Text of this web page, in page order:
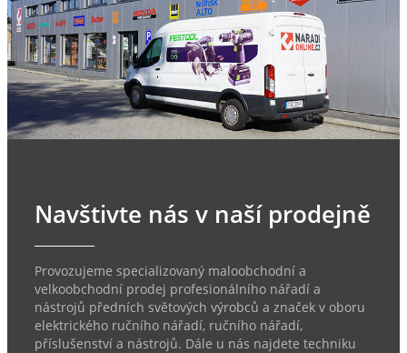
Navštivte nás v naší prodejně
Provozujeme specializovaný maloobchodní a
velkoobchodní prodej profesionálního nářadí a
nástrojů předních světových výrobců a značek v oboru
elektrického ručního nářadí, ručního nářadí,
příslušenství a nástrojů. Dále u nás najdete techniku